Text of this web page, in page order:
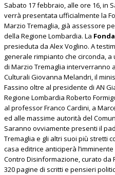
Sabato 17 febbraio, alle ore 16, in
verrà presentata ufficialmente la
Marzio Tremaglia, già assessore
della Regione Lombardia. La
presieduta da Alex Voglino. A
generale rimpianto che circonda,
di Marzio Tremaglia interverranno
Culturali Giovanna Melandri, il
Fassino oltre al presidente di AN
Regione Lombardia Roberto
al professor Franco Cardini, a
ed alle massime autorità del
Saranno ovviamente presenti il
Tremaglia e gli altri suoi più stretti
casa editrice anticiperà
Contro Disinformazione, curato da
320 pagine di scritti e pensieri